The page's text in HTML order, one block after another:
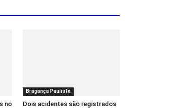
no
Bragança Paulista
Dois acidentes são registrados